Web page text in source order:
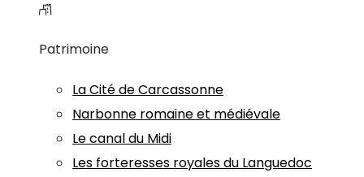
Patrimoine
La Cité de Carcassonne
Narbonne romaine et médiévale
Le canal du Midi
Les forteresses royales du Languedoc